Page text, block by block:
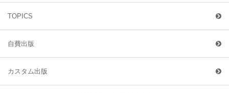
TOPICS
自費出版
カスタム出版